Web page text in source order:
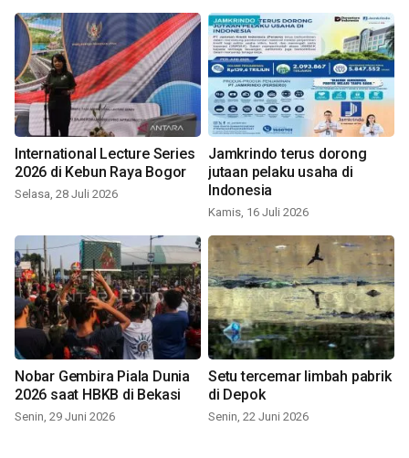
International Lecture Series
2026 di Kebun Raya Bogor
Selasa, 28 Juli 2026
Jamkrindo terus dorong
jutaan pelaku usaha di
Indonesia
Kamis, 16 Juli 2026
Nobar Gembira Piala Dunia
2026 saat HBKB di Bekasi
Senin, 29 Juni 2026
Setu tercemar limbah pabrik
di Depok
Senin, 22 Juni 2026